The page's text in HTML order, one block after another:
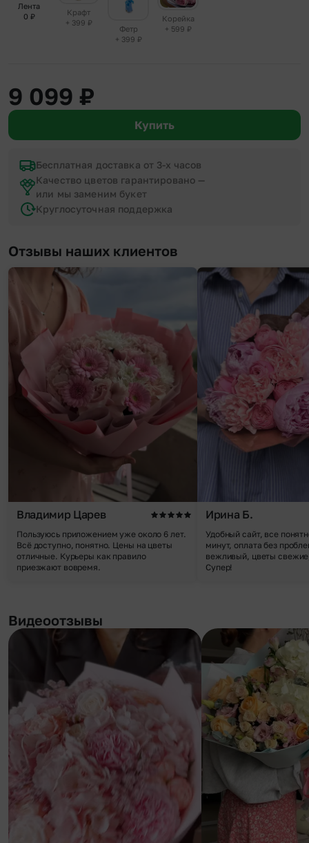
Лента
0 ₽
Крафт
+ 399 ₽
Фетр
+ 399 ₽
Корейка
+ 599 ₽
9 099 ₽
Купить
Бесплатная доставка от 3-х часов
Качество цветов гарантировано —
или мы заменим букет
Круглосуточная поддержка
Отзывы наших клиентов
Владимир Царев
Пользуюсь приложением уже около 6 лет.
Всё доступно, понятно. Цены на цветы
отличные. Курьеры как правило
приезжают вовремя.
Ирина Б.
Удобный сайт, все
минут, оплата без
вежливый, цветы
Супер!
Видеоотзывы